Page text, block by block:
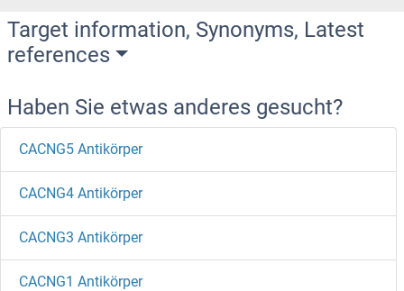
Target information, Synonyms, Latest
references
Haben Sie etwas anderes gesucht?
CACNG5 Antikörper
CACNG4 Antikörper
CACNG3 Antikörper
CACNG1 Antikörper